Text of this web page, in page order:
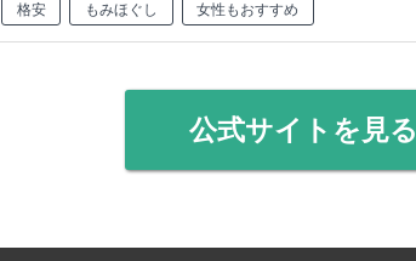
格安 もみほぐし 女性もおすすめ
公式サイトを見る